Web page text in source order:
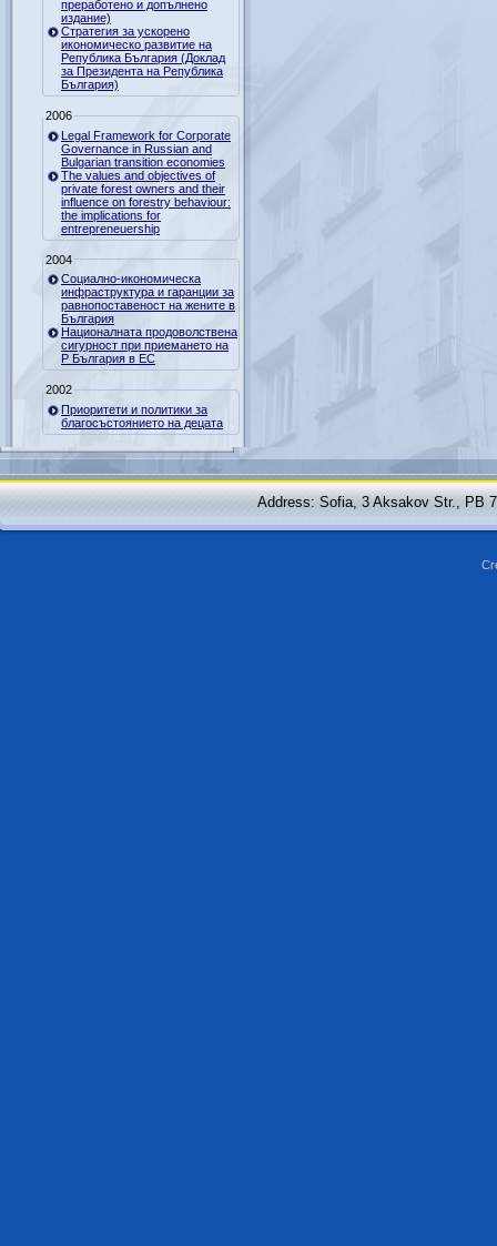
преработено и допълнено
издание)
Стратегия за ускорено
икономическо развитие на
Република България (Доклад
за Президента на Република
България)
2006
Legal Framework for Corporate
Governance in Russian and
Bulgarian transition economies
The values and objectives of
private forest owners and their
influence on forestry behaviour:
the implications for
entrepreneuership
2004
Социално-икономическа
инфраструктура и гаранции за
равнопоставеност на жените в
България
Националната продоволствена
сигурност при приемането на
Р България в ЕС
2002
Приоритети и политики за
благосъстоянието на децата
Address: Sofia, 3 Aksakov Str., PB